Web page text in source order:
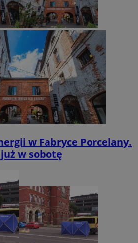
w Fabryce Porcelany.
w sobotę